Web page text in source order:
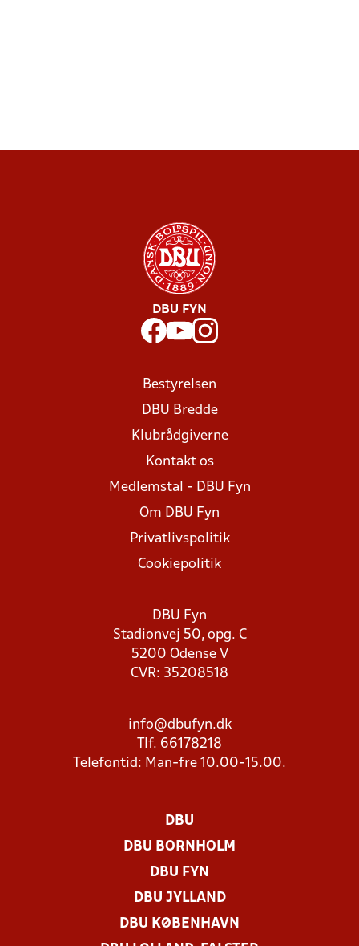
DBU FYN
Bestyrelsen
DBU Bredde
Klubrådgiverne
Kontakt os
Medlemstal - DBU Fyn
Om DBU Fyn
Privatlivspolitik
Cookiepolitik
DBU Fyn
Stadionvej 50, opg. C
5200 Odense V
CVR: 35208518
info@dbufyn.dk
Tlf. 66178218
Telefontid: Man-fre 10.00-15.00.
DBU
DBU BORNHOLM
DBU FYN
DBU JYLLAND
DBU KØBENHAVN